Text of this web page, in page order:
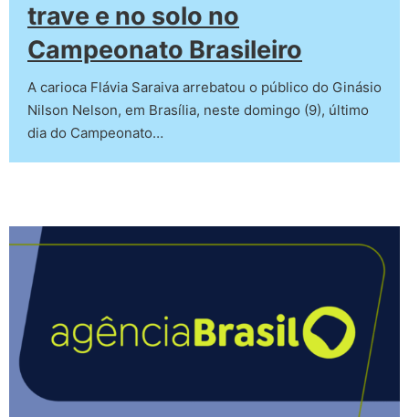
trave e no solo no
Campeonato Brasileiro
A carioca Flávia Saraiva arrebatou o público do Ginásio
Nilson Nelson, em Brasília, neste domingo (9), último
dia do Campeonato…